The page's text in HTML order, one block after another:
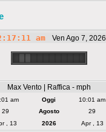
am Ven Ago 7, 2026
Max Vento | Raffica - mph
am Oggi 10:01 am
29 Agosto 29
, 13 2026 Apr , 13